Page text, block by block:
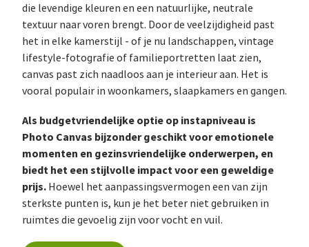
die levendige kleuren en een natuurlijke, neutrale
textuur naar voren brengt. Door de veelzijdigheid past
het in elke kamerstijl - of je nu landschappen, vintage
lifestyle-fotografie of familieportretten laat zien,
canvas past zich naadloos aan je interieur aan. Het is
vooral populair in woonkamers, slaapkamers en gangen.
Als budgetvriendelijke optie op instapniveau is
Photo Canvas bijzonder geschikt voor emotionele
momenten en gezinsvriendelijke onderwerpen, en
biedt het een stijlvolle impact voor een geweldige
prijs. Hoewel het aanpassingsvermogen een van zijn
sterkste punten is, kun je het beter niet gebruiken in
ruimtes die gevoelig zijn voor vocht en vuil.